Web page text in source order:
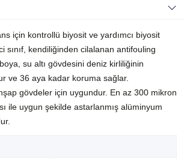
için kontrollü biyosit ve yardımcı biyosit
sınıf, kendiliğinden cilalanan antifouling
su altı gövdesini deniz kirliliğinin
ve 36 aya kadar koruma sağlar.
gövdeler için uygundur. En az 300 mikron
ile uygun şekilde astarlanmış alüminyum